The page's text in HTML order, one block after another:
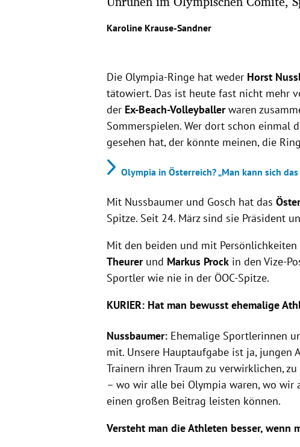
Karoline Krause-Sandner
Die Olympia-Ringe hat weder Horst
tätowiert. Das ist heute fast nicht mehr
der Ex-Beach-Volleyballerwaren
Sommerspielen. Wer dort schon einmal
gesehen hat, der könnte meinen, die
Olympia in Österreich? „Man kann sich
Mit Nussbaumer und Gosch hat das
Spitze. Seit 24. März sind sie Präsident
Mit den beiden und mit Persönlichkeiten
Theurerund Markus Prockin den Vize-
Sportler wie nie in der ÖOC-Spitze.
KURIER: Hat man bewusst ehemalige
Nussbaumer: Ehemalige Sportlerinnen
mit. Unsere Hauptaufgabe ist ja, jungen
Trainern ihren Traum zu verwirklichen,
– wo wir alle bei Olympia waren, wo wir
einen großen Beitrag leisten können.
Versteht man die Athleten besser, wenn